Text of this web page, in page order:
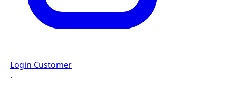
Login Customer
·